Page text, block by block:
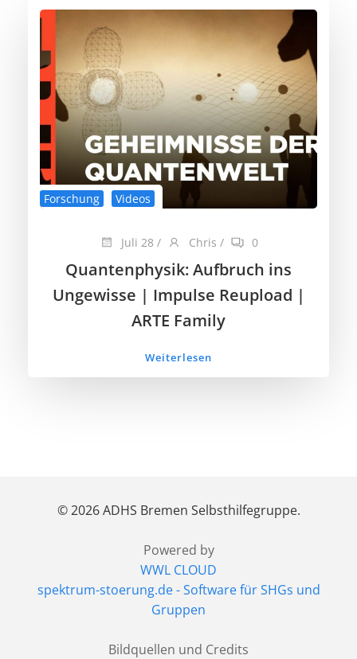
Forschung Videos
Juli 28 / Chris / 0
Quantenphysik: Aufbruch ins
Ungewisse | Impulse Reupload |
ARTE Family
Weiterlesen
© 2026 ADHS Bremen Selbsthilfegruppe.
Powered by
WWL CLOUD
spektrum-stoerung.de - Software für SHGs und
Gruppen
Bildquellen und Credits